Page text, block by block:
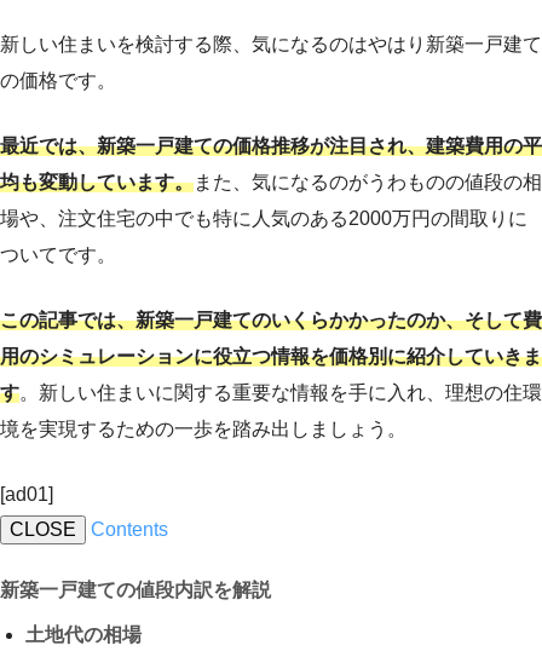
新しい住まいを検討する際、気になるのはやはり新築一戸建て
の価格です。
最近では、新築一戸建ての価格推移が注目され、建築費用の平
均も変動しています。また、気になるのがうわものの値段の相
場や、注文住宅の中でも特に人気のある2000万円の間取りに
ついてです。
この記事では、新築一戸建てのいくらかかったのか、そして費
用のシミュレーションに役立つ情報を価格別に紹介していきま
す。新しい住まいに関する重要な情報を手に入れ、理想の住環
境を実現するための一歩を踏み出しましょう。
[ad01]
CLOSE
Contents
新築一戸建ての値段内訳を解説
土地代の相場